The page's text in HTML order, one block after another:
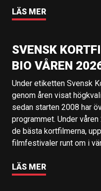
LÄS MER
SVENSK
BIO VÅREN
Under etiketten Svensk
genom åren visat
sedan starten 2008 har
programmet. Under
de bästa kortfilmerna,
filmfestivaler runt om i
LÄS MER